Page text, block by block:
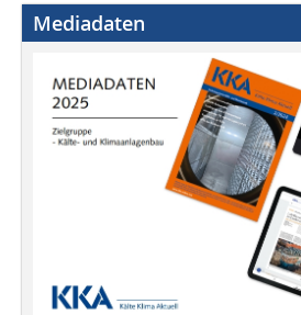
Mediadaten